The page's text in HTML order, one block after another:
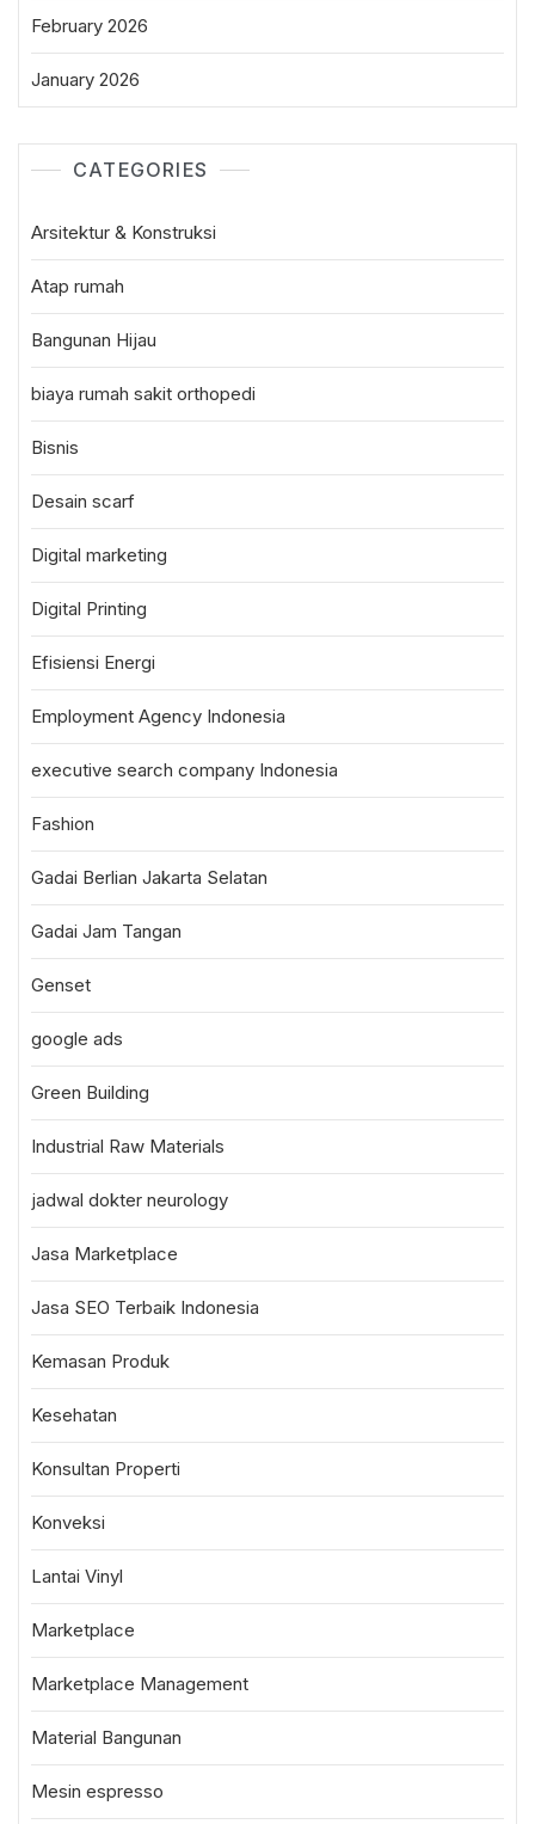
February 2026
January 2026
CATEGORIES
Arsitektur & Konstruksi
Atap rumah
Bangunan Hijau
biaya rumah sakit orthopedi
Bisnis
Desain scarf
Digital marketing
Digital Printing
Efisiensi Energi
Employment Agency Indonesia
executive search company Indonesia
Fashion
Gadai Berlian Jakarta Selatan
Gadai Jam Tangan
Genset
google ads
Green Building
Industrial Raw Materials
jadwal dokter neurology
Jasa Marketplace
Jasa SEO Terbaik Indonesia
Kemasan Produk
Kesehatan
Konsultan Properti
Konveksi
Lantai Vinyl
Marketplace
Marketplace Management
Material Bangunan
Mesin espresso